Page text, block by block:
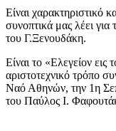
Είναι χαρακτηριστικό
συνοπτικά μας λέει για
του Γ.Ξενουδάκη.
Είναι το «Ελεγείον
αριστοτεχνικό τρόπο
Ναό Αθηνών, την 1η
του Παύλος Ι.